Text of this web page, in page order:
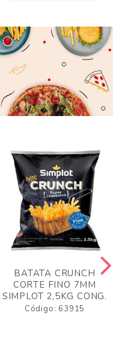
BATATA CRUNCH
CORTE FINO 7MM
SIMPLOT 2,5KG CONG.
Código: 63915